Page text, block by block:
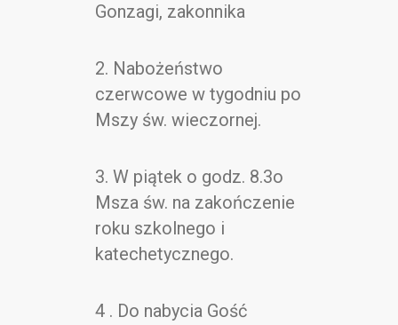
Gonzagi, zakonnika
2. Nabożeństwo
czerwcowe w tygodniu po
Mszy św. wieczornej.
3. W piątek o godz. 8.3o
Msza św. na zakończenie
roku szkolnego i
katechetycznego.
4 . Do nabycia Gość